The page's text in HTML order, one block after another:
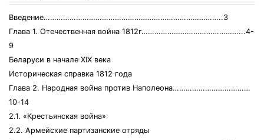
Введение………………………………………………………………………..3
Глава 1. Отечественная война 1812г………………………………………...4-
9
Беларуси в начале ХIХ века
Историческая справка 1812 года
Глава 2. Народная война против Наполеона………………………………
10-14
2.1. «Крестьянская война»
2.2. Армейские партизанские отряды